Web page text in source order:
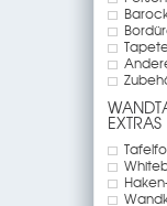
EXTRAS